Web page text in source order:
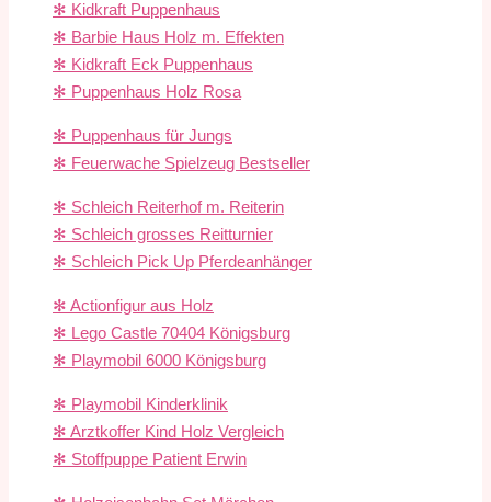
✻ Kidkraft Puppenhaus
✻ Barbie Haus Holz m. Effekten
✻ Kidkraft Eck Puppenhaus
✻ Puppenhaus Holz Rosa
✻ Puppenhaus für Jungs
✻ Feuerwache Spielzeug Bestseller
✻ Schleich Reiterhof m. Reiterin
✻ Schleich grosses Reitturnier
✻ Schleich Pick Up Pferdeanhänger
✻ Actionfigur aus Holz
✻ Lego Castle 70404 Königsburg
✻ Playmobil 6000 Königsburg
✻ Playmobil Kinderklinik
✻ Arztkoffer Kind Holz Vergleich
✻ Stoffpuppe Patient Erwin